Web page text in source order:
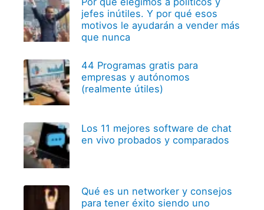
jefes inútiles. Y por qué esos
motivos le ayudarán a vender más
que nunca
44 Programas gratis para
empresas y autónomos
(realmente útiles)
Los 11 mejores software de chat
en vivo probados y comparados
Qué es un networker y consejos
para tener éxito siendo uno